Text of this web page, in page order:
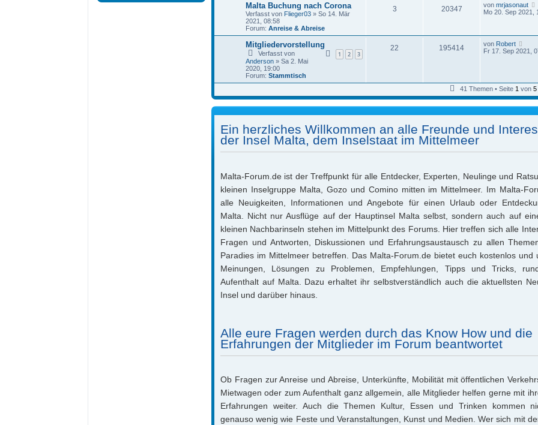
Malta Buchung nach Corona
Verfasst von Flieger03 » So 14. Mär
2021, 08:58
Forum: Anreise & Abreise
3 20347 von mrjasonaut
Mo 20. Sep 2021,
Mitgliedervorstellung
1 2 3
Verfasst von
Anderson » Sa 2. Mai
2020, 19:00
Forum: Stammtisch
22 195414 von Robert
e
e
r
B
e
i
r
Fr 17. Sep 2021,
41 Themen • Seite 1 von 5
Ein herzliches Willkommen an alle Freunde und
der Insel Malta, dem Inselstaat im Mittelmeer
Malta-Forum.de ist der Treffpunkt für alle Entdecker, Experten, Neulinge und
kleinen Inselgruppe Malta, Gozo und Comino mitten im Mittelmeer. Im Malta-
alle Neuigkeiten, Informationen und Angebote für einen Urlaub oder
Malta. Nicht nur Ausflüge auf der Hauptinsel Malta selbst, sondern auch auf
kleinen Nachbarinseln stehen im Mittelpunkt des Forums. Hier treffen sich alle
Fragen und Antworten, Diskussionen und Erfahrungsaustausch zu allen
Paradies im Mittelmeer betreffen. Das Malta-Forum.de bietet euch kostenlos und
Meinungen, Lösungen zu Problemen, Empfehlungen, Tipps und Tricks,
Aufenthalt auf Malta. Dazu erhaltet ihr selbstverständlich auch die aktuellsten
Insel und darüber hinaus.
Alle eure Fragen werden durch das Know How und die
Erfahrungen der Mitglieder im Forum beantwortet
Ob Fragen zur Anreise und Abreise, Unterkünfte, Mobilität mit öffentlichen
Mietwagen oder zum Aufenthalt ganz allgemein, alle Mitglieder helfen gerne mit
Erfahrungen weiter. Auch die Themen Kultur, Essen und Trinken kommen
genauso wenig wie Feste und Veranstaltungen, Kunst und Medien. Wer sich mit